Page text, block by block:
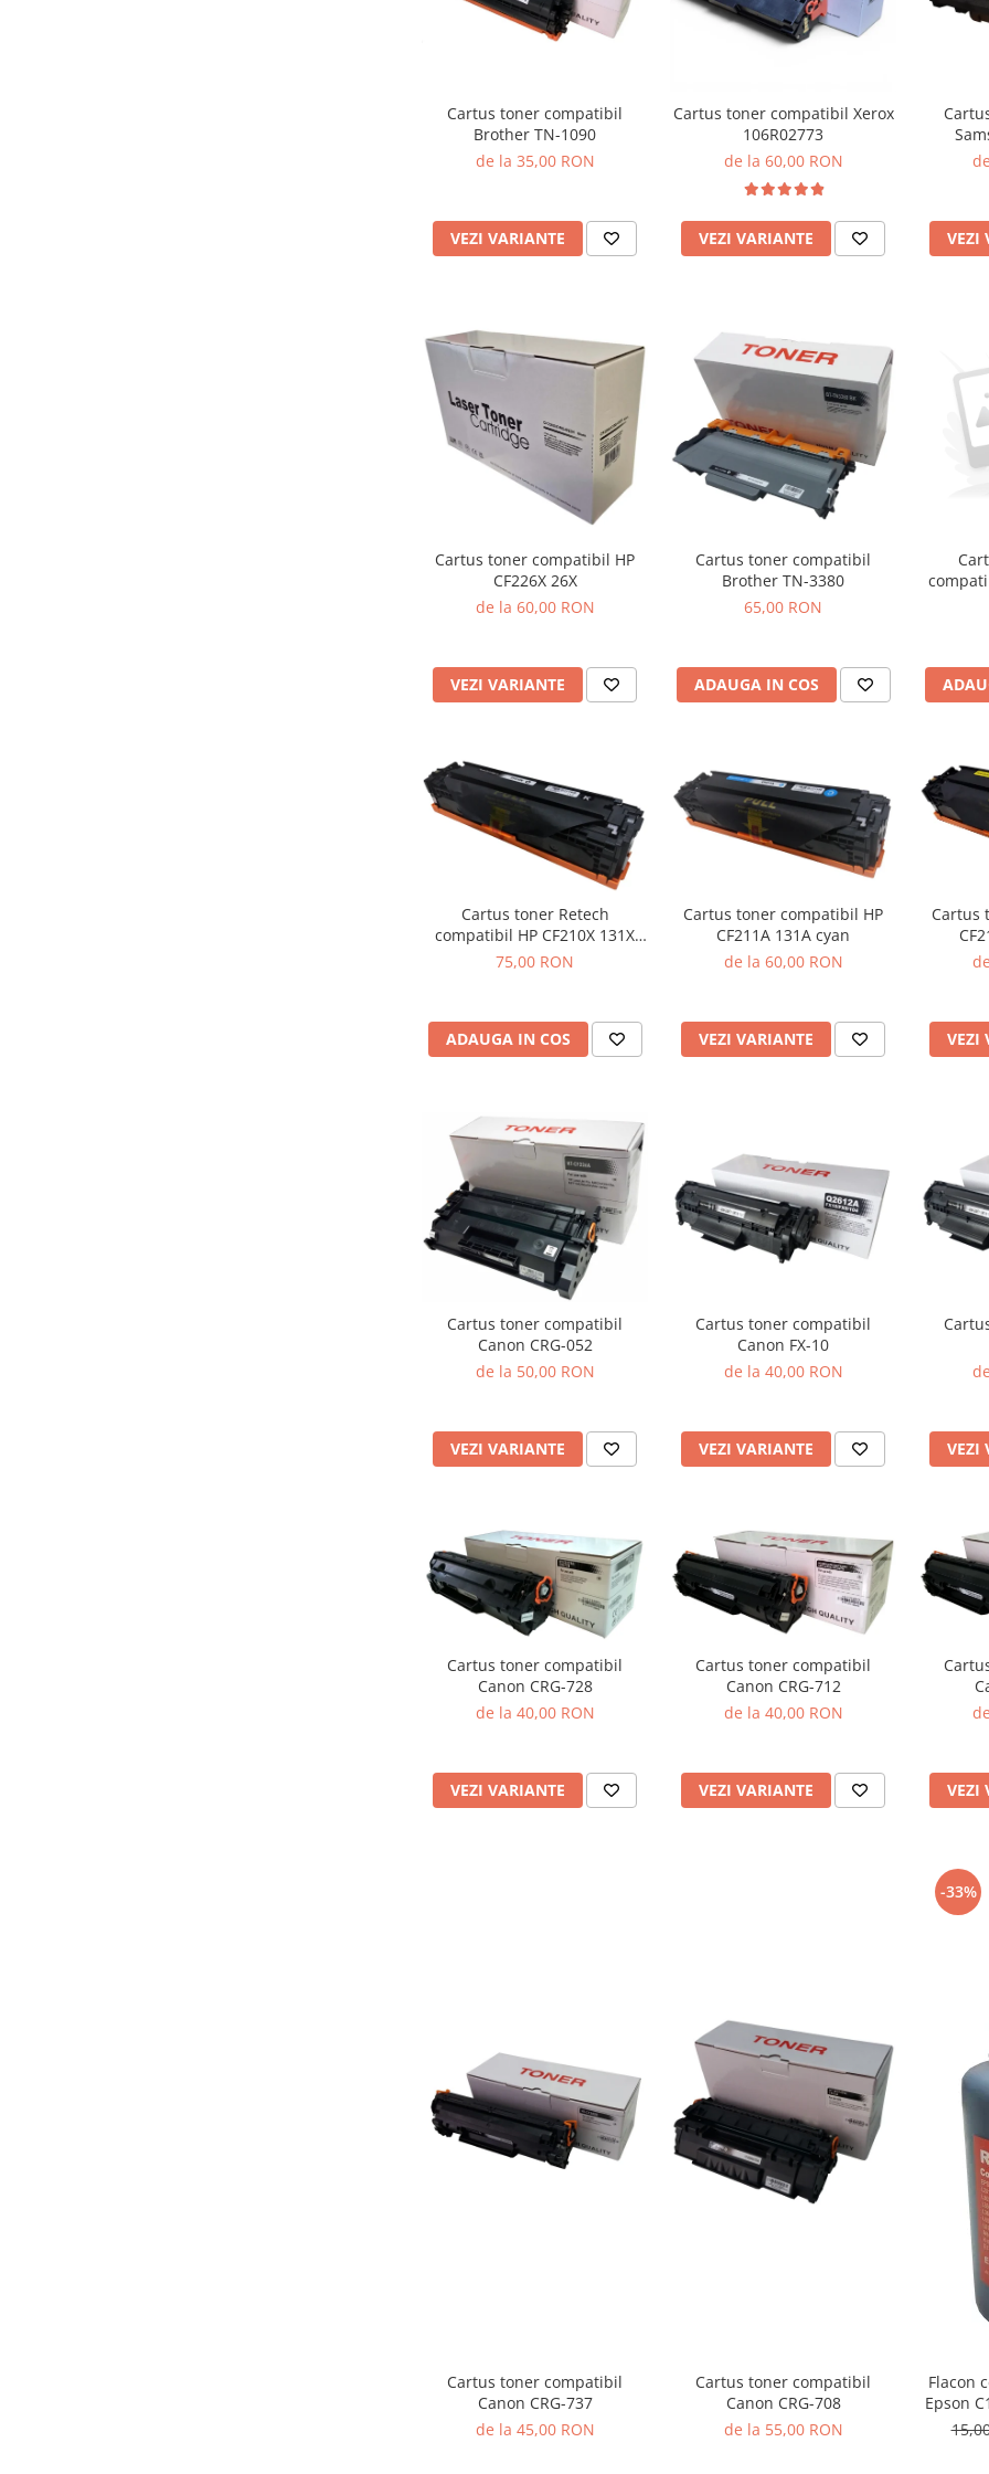
Cartus toner compatibil
Brother TN-1090
de la 35,00 RON
VEZI VARIANTE
Cartus toner compatibil Xerox
106R02773
de la 60,00 RON
VEZI VARIANTE VEZI
Cartus toner compatibil HP
CF226X 26X
de la 60,00 RON
VEZI VARIANTE
Cartus toner compatibil
Brother TN-3380
65,00 RON
ADAUGA IN COS
Cartus toner Retech
compatibil HP CF210X 131X
black
75,00 RON
ADAUGA IN COS
Cartus toner compatibil HP
CF211A 131A cyan
de la 60,00 RON
VEZI VARIANTE
Cartus
VEZI
Cartus toner compatibil
Canon CRG-052
de la 50,00 RON
VEZI VARIANTE
Cartus toner compatibil
Canon FX-10
de la 40,00 RON
VEZI VARIANTE VEZI
Cartus toner compatibil
Canon CRG-728
de la 40,00 RON
VEZI VARIANTE
Cartus toner compatibil
Canon CRG-712
de la 40,00 RON
VEZI VARIANTE VEZI
Cartus toner compatibil
Canon CRG-737
de la 45,00 RON
Cartus toner compatibil
Canon CRG-708
de la 55,00 RON
-33%
Flacon
Epson